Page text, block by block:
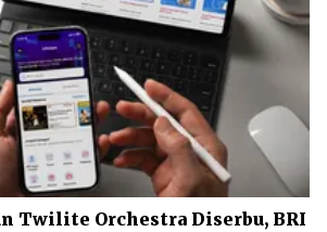
Twilite Orchestra Diserbu, BRI